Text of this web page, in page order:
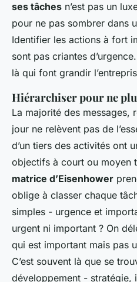
ses tâches n’est pas un
pour ne pas sombrer dans
Identifier les actions à fort
sont pas criantes
là qui font grandir
Hiérarchiser pour ne
La majorité des messages,
jour ne relèvent pas de
d’un tiers des activités ont
objectifs à court ou moyen
matrice d’Eisenhower
oblige à classer chaque
simples - urgence et
urgent ni important ? On
qui est important mais pas
C’est souvent là que se
développement - stratégie,